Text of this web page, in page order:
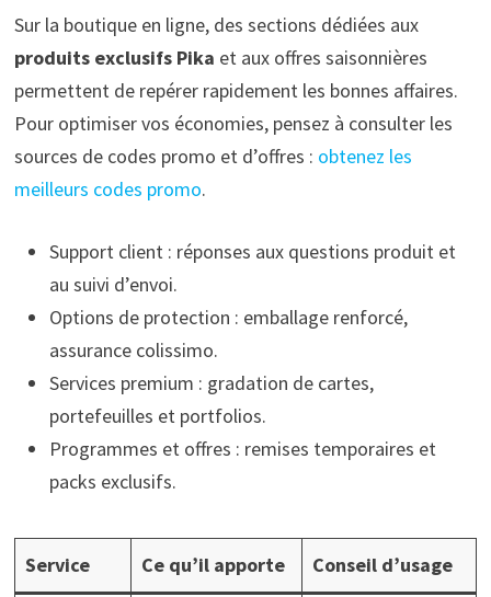
Sur la boutique en ligne, des sections dédiées aux
produits exclusifs Pika et aux offres saisonnières
permettent de repérer rapidement les bonnes affaires.
Pour optimiser vos économies, pensez à consulter les
sources de codes promo et d’offres : obtenez les
meilleurs codes promo.
Support client : réponses aux questions produit et
au suivi d’envoi.
Options de protection : emballage renforcé,
assurance colissimo.
Services premium : gradation de cartes,
portefeuilles et portfolios.
Programmes et offres : remises temporaires et
packs exclusifs.
Service Ce qu’il apporte Conseil d’usage